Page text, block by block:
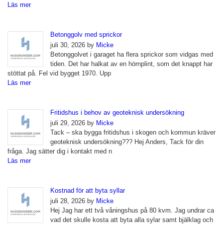
Läs mer
Betonggolv med sprickor
juli 30, 2026 by Micke
Betonggolvet i garaget ha flera sprickor som vidgas med
tiden. Det har halkat av en hörnplint, som det knappt har
stöttat på. Fel vid bygget 1970. Upp
Läs mer
Fritidshus i behov av geoteknisk undersökning
juli 29, 2026 by Micke
Tack – ska bygga fritidshus i skogen och kommun kräver
geoteknisk undersökning??? Hej Anders, Tack för din
fråga. Jag sätter dig i kontakt med n
Läs mer
Kostnad för att byta syllar
juli 28, 2026 by Micke
Hej Jag har ett två våningshus på 80 kvm. Jag undrar ca
vad det skulle kosta att byta alla sylar samt bjälklag och